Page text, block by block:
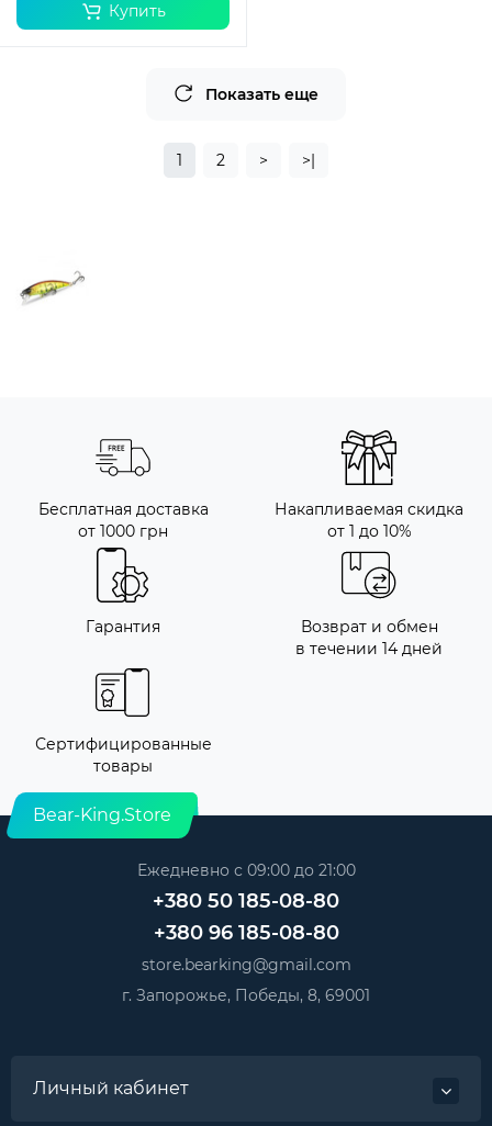
Купить
Показать еще
1 2 > >|
Бесплатная доставка
от 1000 грн
Накапливаемая скидка
от 1 до 10%
Гарантия
Возврат и обмен
в течении 14 дней
Сертифицированные
товары
Bear-King.Store
Ежедневно с 09:00 до 21:00
+380 50 185-08-80
+380 96 185-08-80
store.bearking@gmail.com
г. Запорожье, Победы, 8, 69001
Личный кабинет